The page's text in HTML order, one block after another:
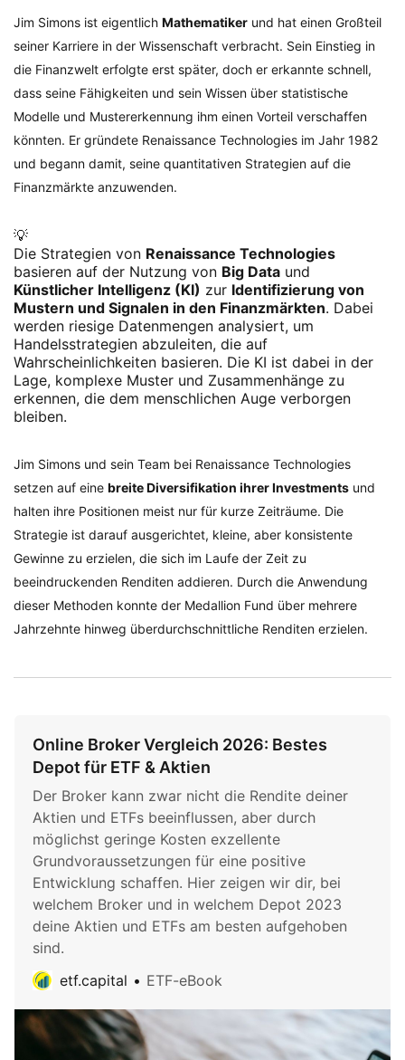
Jim Simons ist eigentlich Mathematiker und hat einen Großteil
seiner Karriere in der Wissenschaft verbracht. Sein Einstieg in
die Finanzwelt erfolgte erst später, doch er erkannte schnell,
dass seine Fähigkeiten und sein Wissen über statistische
Modelle und Mustererkennung ihm einen Vorteil verschaffen
könnten. Er gründete Renaissance Technologies im Jahr 1982
und begann damit, seine quantitativen Strategien auf die
Finanzmärkte anzuwenden.
💡
Die Strategien von Renaissance Technologies
basieren auf der Nutzung von Big Data und
Künstlicher Intelligenz (KI) zur Identifizierung von
Mustern und Signalen in den Finanzmärkten. Dabei
werden riesige Datenmengen analysiert, um
Handelsstrategien abzuleiten, die auf
Wahrscheinlichkeiten basieren. Die KI ist dabei in der
Lage, komplexe Muster und Zusammenhänge zu
erkennen, die dem menschlichen Auge verborgen
bleiben.
Jim Simons und sein Team bei Renaissance Technologies
setzen auf eine breite Diversifikation ihrer Investments und
halten ihre Positionen meist nur für kurze Zeiträume. Die
Strategie ist darauf ausgerichtet, kleine, aber konsistente
Gewinne zu erzielen, die sich im Laufe der Zeit zu
beeindruckenden Renditen addieren. Durch die Anwendung
dieser Methoden konnte der Medallion Fund über mehrere
Jahrzehnte hinweg überdurchschnittliche Renditen erzielen.
Online Broker Vergleich 2026: Bestes
Depot für ETF & Aktien
Der Broker kann zwar nicht die Rendite deiner
Aktien und ETFs beeinflussen, aber durch
möglichst geringe Kosten exzellente
Grundvoraussetzungen für eine positive
Entwicklung schaffen. Hier zeigen wir dir, bei
welchem Broker und in welchem Depot 2023
deine Aktien und ETFs am besten aufgehoben
sind.
etf.capital
ETF-eBook